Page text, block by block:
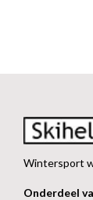
Wintersport
Onderdeel